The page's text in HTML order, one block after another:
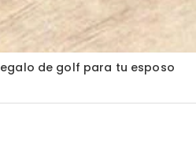
de golf para tu esposo